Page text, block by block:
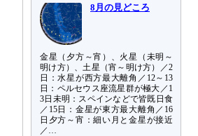
8月の見どころ
金星（夕方～宵）、火星（未明～
明け方）、土星（宵～明け方）／2
日：水星が西方最大離角／12～13
日：ペルセウス座流星群が極大／1
3日未明：スペインなどで皆既日食
／15日：金星が東方最大離角／16
日夕方～宵：細い月と金星が接近
／…